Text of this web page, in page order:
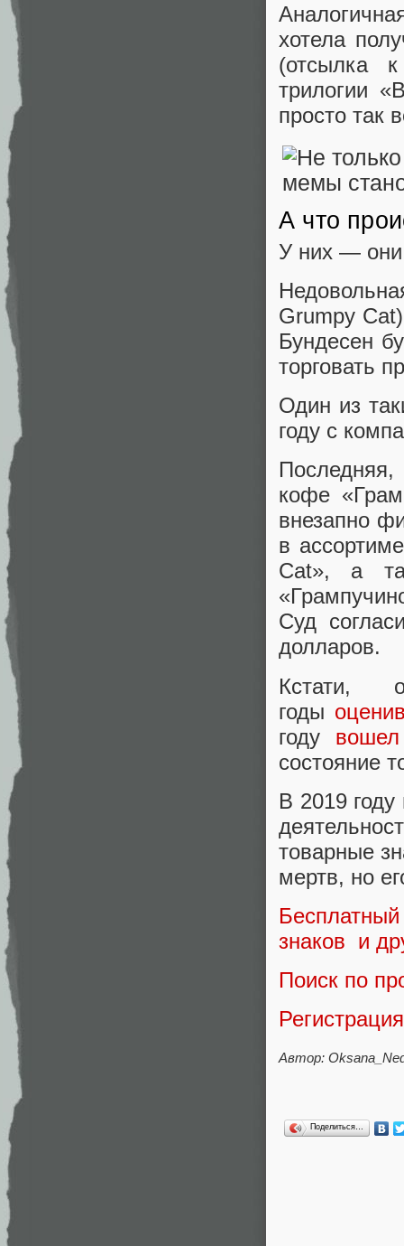
хотела
(отсылка
трилогии
просто так
А что
У них — они
Grumpy
Бундесен
торговать
Один из
году с
кофе
внезапно
в
Cat», а
Суд
долларов.
Кстати,
годы
году вошел
состояние
В 2019
товарные
мертв, но
знаков и
Поиск по
Автор:
Поделиться…